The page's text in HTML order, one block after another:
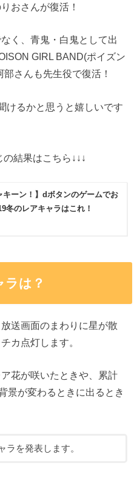
おさんが復活！
く、青鬼・白鬼として出
GIRL BAND(ポイズン
さんも先生役で復活！
けるかと思うと嬉しいです
結果はこちら↓↓↓
キーン！】dボタンのゲームでお
冬のレアキャラはこれ！
は？
送画面のまわりに星が散
カ点灯します。
花が咲いたときや、累計
景が変わるときに出るとき
ラを発表します。